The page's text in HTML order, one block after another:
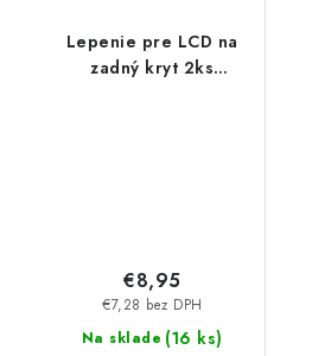
Lepenie pre LCD na
zadný kryt 2ks
Na sklade (16 ks)
€7,28 bez DPH
€8,95